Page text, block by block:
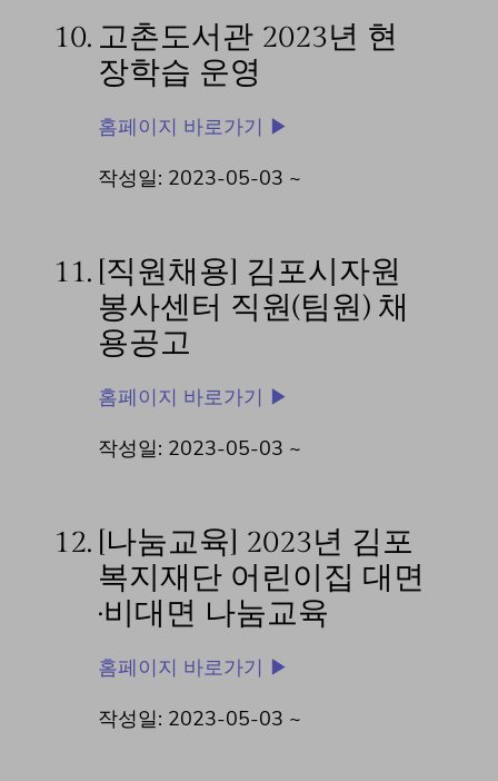
10. 고촌도서관 2023년 현
장학습 운영
홈페이지 바로가기 ▶
작성일: 2023-05-03 ~
11. [직원채용] 김포시자원
봉사센터 직원(팀원) 채
용공고
홈페이지 바로가기 ▶
작성일: 2023-05-03 ~
12. [나눔교육] 2023년 김포
복지재단 어린이집 대면
·비대면 나눔교육
홈페이지 바로가기 ▶
작성일: 2023-05-03 ~